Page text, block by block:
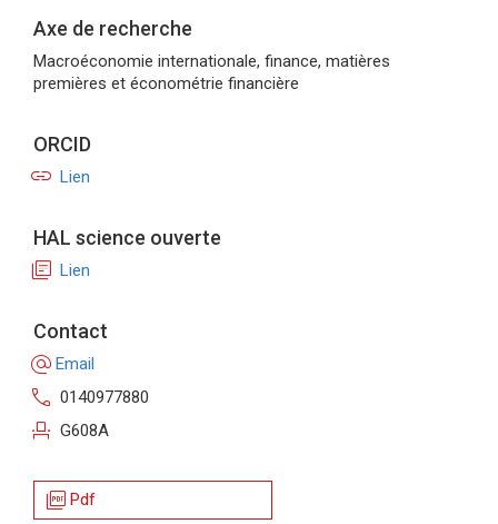
Axe de recherche
Macroéconomie internationale, finance, matières
premières et économétrie financière
ORCID
link Lien
HAL science ouverte
library_books Lien
Contact
alternate_email Email
call 0140977880
event_seat G608A
picture_as_pdf Pdf